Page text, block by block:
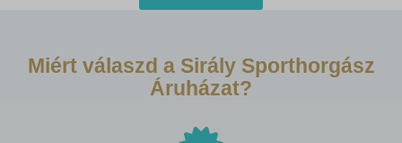
Miért válaszd a Sirály Sporthorgász
Áruházat?